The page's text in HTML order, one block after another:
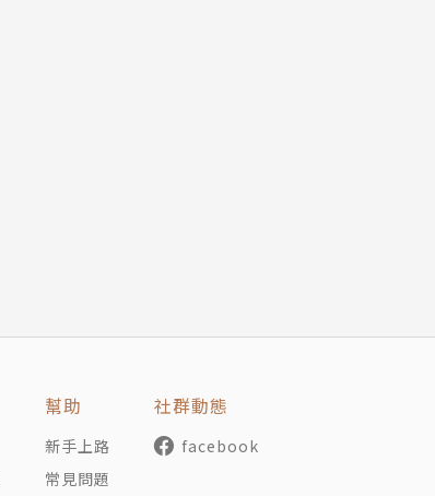
幫助
新手上路
常見問題
社群動態
facebook